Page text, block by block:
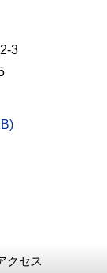
3
クセス